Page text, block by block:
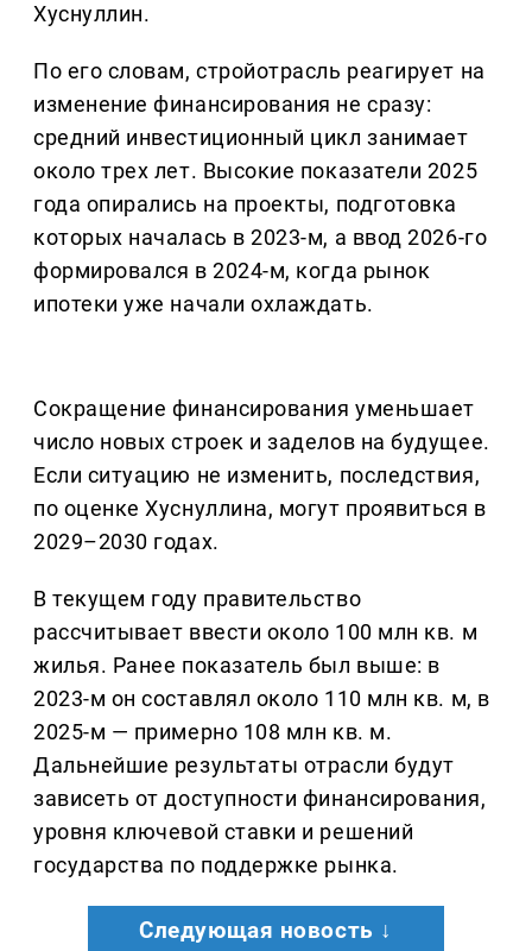
Хуснуллин.
По его словам, стройотрасль реагирует на
изменение финансирования не сразу:
средний инвестиционный цикл занимает
около трех лет. Высокие показатели 2025
года опирались на проекты, подготовка
которых началась в 2023-м, а ввод 2026-го
формировался в 2024-м, когда рынок
ипотеки уже начали охлаждать.
Сокращение финансирования уменьшает
число новых строек и заделов на будущее.
Если ситуацию не изменить, последствия,
по оценке Хуснуллина, могут проявиться в
2029–2030 годах.
В текущем году правительство
рассчитывает ввести около 100 млн кв. м
жилья. Ранее показатель был выше: в
2023-м он составлял около 110 млн кв. м, в
2025-м — примерно 108 млн кв. м.
Дальнейшие результаты отрасли будут
зависеть от доступности финансирования,
уровня ключевой ставки и решений
государства по поддержке рынка.
Следующая новость ↓